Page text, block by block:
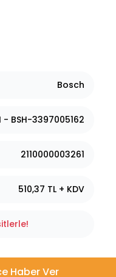
Bosch
- BSH-3397005162
2110000003261
510,37 TL + KDV
Haber Ver